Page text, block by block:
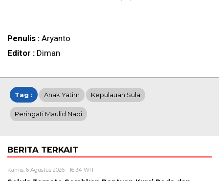
Penulis : Aryanto
Editor : Diman
Tag : Anak Yatim Kepulauan Sula
Peringati Maulid Nabi
BERITA TERKAIT
Kamis, 6 Agustus 2026 - 16:34 WIT